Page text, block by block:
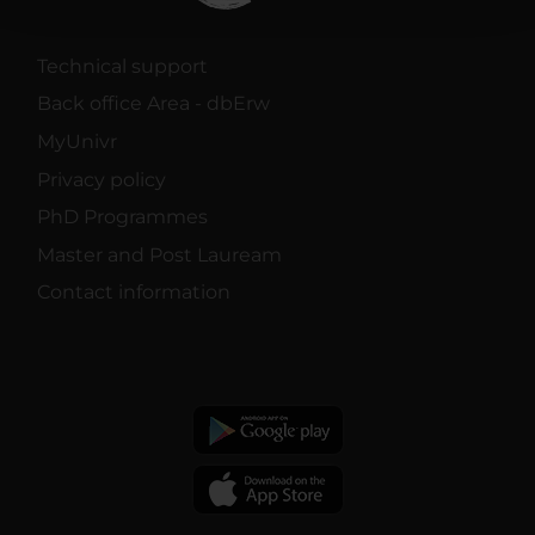
con altre informazioni che hai fornito loro o che hanno
Technical support
Back office Area - dbErw
MyUnivr
Privacy policy
PhD Programmes
Master and Post Lauream
Contact information